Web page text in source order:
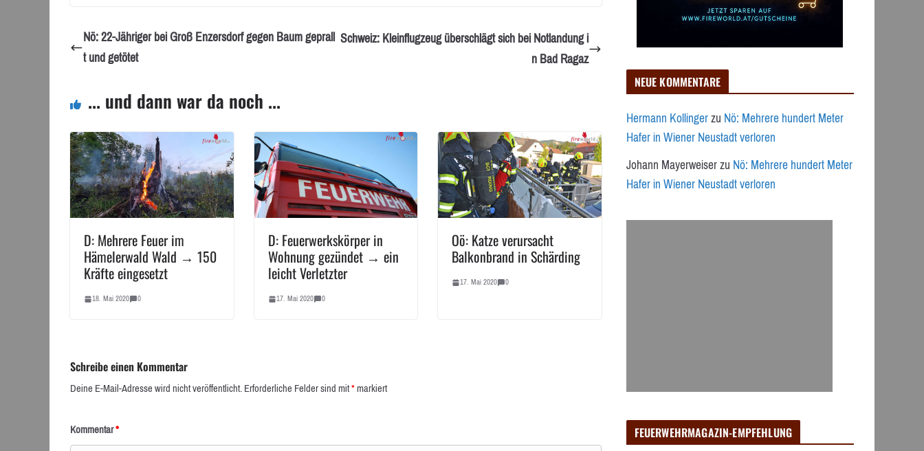
Nö: 22-Jähriger bei Groß Enzersdorf gegen Baum geprall
t und getötet
Schweiz: Kleinflugzeug überschlägt sich bei Notlandung i
n Bad Ragaz
... und dann war da noch ...
D: Mehrere Feuer im
Hämelerwald Wald → 150
Kräfte eingesetzt
18. Mai 2020 0
D: Feuerwerkskörper in
Wohnung gezündet → ein
leicht Verletzter
17. Mai 2020 0
Oö: Katze verursacht
Balkonbrand in Schärding
17. Mai 2020 0
Schreibe einen Kommentar
Deine E-Mail-Adresse wird nicht veröffentlicht.Erforderliche Felder sind mit*markiert
Kommentar*
NEUE KOMMENTARE
Hermann KollingerzuNö: Mehrere hundert Meter
Hafer in Wiener Neustadt verloren
Johann MayerweiserzuNö: Mehrere hundert Meter
Hafer in Wiener Neustadt verloren
FEUERWEHRMAGAZIN-EMPFEHLUNG